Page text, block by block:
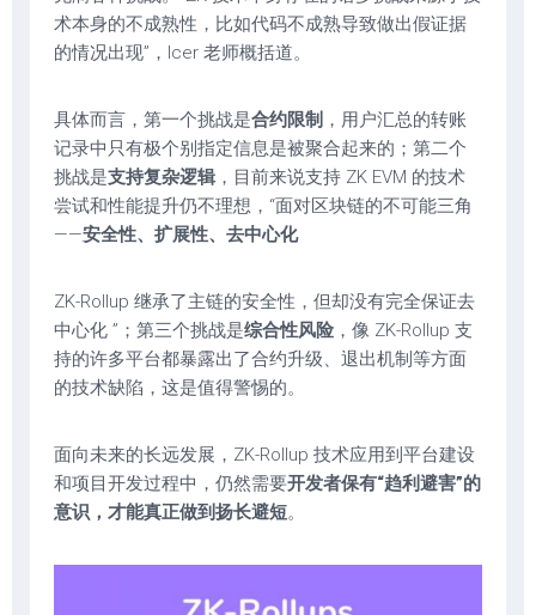
术本身的不成熟性，比如代码不成熟导致做出假证据
的情况出现”，Icer 老师概括道。
具体而言，第一个挑战是合约限制 ，用户汇总的转账
记录中只有极个别指定信息是被聚合起来的；第二个
挑战是支持复杂逻辑，目前来说支持 ZK EVM 的技术
尝试和性能提升仍不理想，“面对区块链的不可能三角
——安全性、扩展性、去中心化
ZK-Rollup 继承了主链的安全性，但却没有完全保证去
中心化 ”；第三个挑战是综合性风险 ，像 ZK-Rollup 支
持的许多平台都暴露出了合约升级、退出机制等方面
的技术缺陷，这是值得警惕的。
面向未来的长远发展，ZK-Rollup 技术应用到平台建设
和项目开发过程中，仍然需要开发者保有“趋利避害”的
意识，才能真正做到扬长避短。